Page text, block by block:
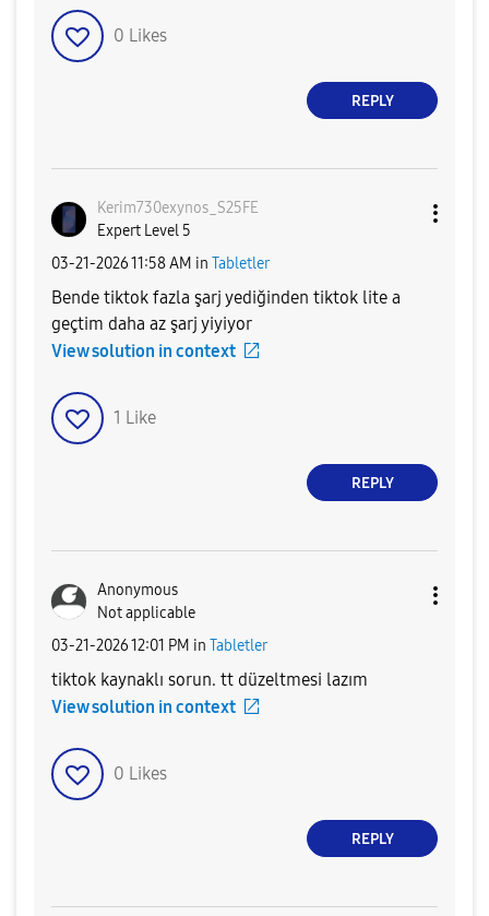
0 Likes
REPLY
Kerim730exynos_ S25FE
Expert Level 5
‎03-21-202611:58 AM in Tabletler
Bende tiktok fazla şarj yediğinden tiktok lite a
geçtim daha az şarj yiyiyor
View solution in context
1 Like
REPLY
Anonymous
Not applicable
‎03-21-202612:01 PM in Tabletler
tiktok kaynaklı sorun. tt düzeltmesi lazım
View solution in context
0 Likes
REPLY